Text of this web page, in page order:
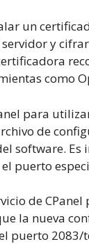
un
y
como
para
de
software. Es
puerto
de
la nueva
puerto 2083/